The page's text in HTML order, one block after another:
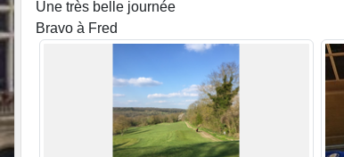
Une très belle journée
Bravo à Fred